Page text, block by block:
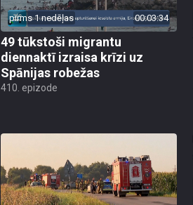
pirms 1 nedēļas 00:03:34
49 tūkstoši migrantu
diennaktī izraisa krīzi uz
Spānijas robežas
410. epizode